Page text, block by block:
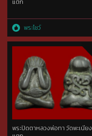
แตก
พระโชว์
พระปิดตาหลวงพ่อทา วัดพะเนียง